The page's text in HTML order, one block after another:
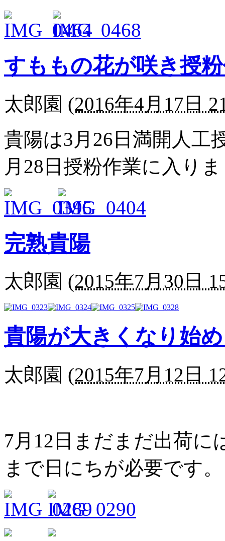
すももの花が咲き授
太郎園 (2016年4月17日
貴陽は3月26日満開人工
月28日授粉作業に入り
完熟貴陽
太郎園 (2015年7月30日
貴陽が大きくなり始
太郎園 (2015年7月12日
7月12日まだまだ出荷に
まで日にちが必要です。